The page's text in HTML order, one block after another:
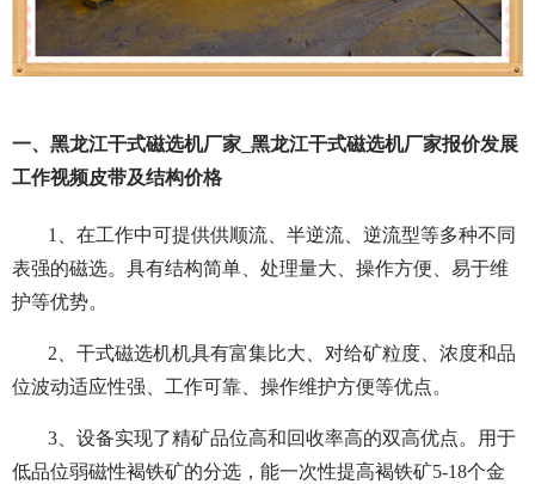
一、黑龙江干式磁选机厂家_黑龙江干式磁选机厂家报价发展
工作视频皮带及结构价格
1、在工作中可提供供顺流、半逆流、逆流型等多种不同
表强的磁选。具有结构简单、处理量大、操作方便、易于维
护等优势。
2、干式磁选机机具有富集比大、对给矿粒度、浓度和品
位波动适应性强、工作可靠、操作维护方便等优点。
3、设备实现了精矿品位高和回收率高的双高优点。用于
低品位弱磁性褐铁矿的分选，能一次性提高褐铁矿5-18个金